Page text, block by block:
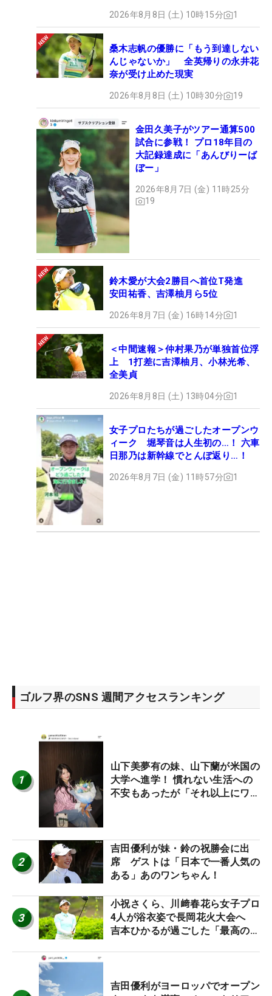
2026年8月8日 (土) 10時15分 1
桑木志帆の優勝に「もう到達しない
んじゃないか」 全英帰りの永井花
奈が受け止めた現実
2026年8月8日 (土) 10時30分 19
金田久美子がツアー通算500
試合に参戦！ プロ18年目の
大記録達成に「あんびりーば
ぼー」
2026年8月7日 (金) 11時25分
19
鈴木愛が大会2勝目へ首位T発進
安田祐香、吉澤柚月ら5位
2026年8月7日 (金) 16時14分 1
＜中間速報＞仲村果乃が単独首位浮
上 1打差に吉澤柚月、小林光希、
全美貞
2026年8月8日 (土) 13時04分 1
女子プロたちが過ごしたオープンウ
ィーク 堀琴音は人生初の…！ 六車
日那乃は新幹線でとんぼ返り…！
2026年8月7日 (金) 11時57分 1
ゴルフ界のSNS 週間アクセスランキング
1
山下美夢有の妹、山下蘭が米国の
大学へ進学！ 慣れない生活への
不安もあったが「それ以上にワク
2
吉田優利が妹・鈴の祝勝会に出
席 ゲストは「日本で一番人気の
ある」あのワンちゃん！
3
小祝さくら、川﨑春花ら女子プロ
4人が浴衣姿で長岡花火大会へ
吉本ひかるが過ごした「最高の夏
吉田優利がヨーロッパでオープン